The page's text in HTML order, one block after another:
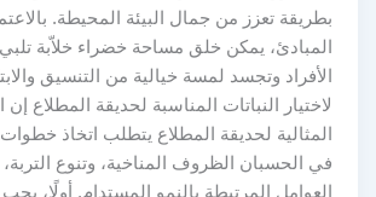
بطريقة تعزز من جمال البيئة المحيطة.
المبادئ، يمكن خلق مساحة خضراء خلاّبة
الأفراد وتجسد لمسة خيالية من التنسيق
لاختيار النباتات المناسبة لحديقة المطلاع إن
المثالية لحديقة المطلاع يتطلب اتخاذ
في الحسبان الظروف المناخية، وتنوع التربة،
العوامل المرتبطة بالنمو المستدام. أولًا،